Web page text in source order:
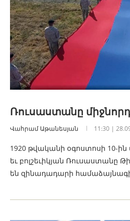
Ռուսաստանը միջնորդ
Վահրամ Աթանեսյան 11:30 |
1920 թվականի օգոստոսի 10-
եւ բոլշեւիկյան Ռուսաստանը
են զինադադարի